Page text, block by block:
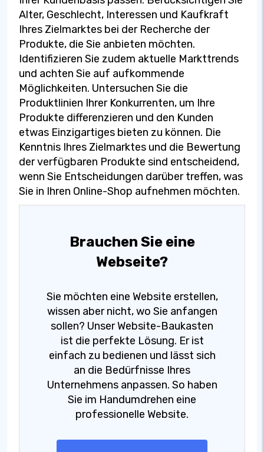
Alter, Geschlecht, Interessen und Kaufkraft
Ihres Zielmarktes bei der Recherche der
Produkte, die Sie anbieten möchten.
Identifizieren Sie zudem aktuelle Markttrends
und achten Sie auf aufkommende
Möglichkeiten. Untersuchen Sie die
Produktlinien Ihrer Konkurrenten, um Ihre
Produkte differenzieren und den Kunden
etwas Einzigartiges bieten zu können. Die
Kenntnis Ihres Zielmarktes und die Bewertung
der verfügbaren Produkte sind entscheidend,
wenn Sie Entscheidungen darüber treffen, was
Sie in Ihren Online-Shop aufnehmen möchten.
Brauchen Sie eine
Webseite?
Sie möchten eine Website erstellen,
wissen aber nicht, wo Sie anfangen
sollen? Unser Website-Baukasten
ist die perfekte Lösung. Er ist
einfach zu bedienen und lässt sich
an die Bedürfnisse Ihres
Unternehmens anpassen. So haben
Sie im Handumdrehen eine
professionelle Website.